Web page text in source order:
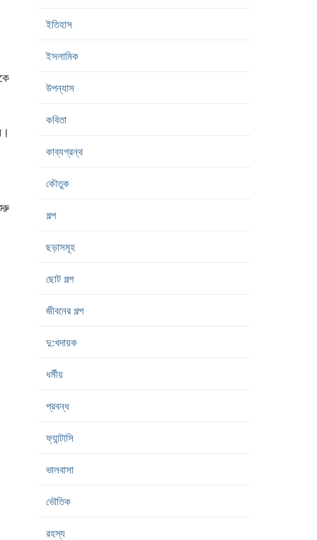
ইতিহাস
ইসলামিক
উপন্যাস
কবিতা
কাব্যগ্রন্থ
কৌতুক
গল্প
ছড়াসমূহ
ছোট গল্প
জীবনের গল্প
দু:খদায়ক
ধর্মীয়
প্রবন্ধ
ফ্যান্টাসি
ভালবাসা
ভৌতিক
রহস্য